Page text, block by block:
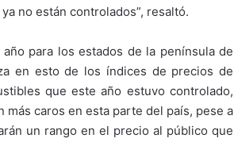
no están controlados”, resaltó.
para los estados de la península de
en esto de los índices de precios de
que este año estuvo controlado,
caros en esta parte del país, pese a
un rango en el precio al público que